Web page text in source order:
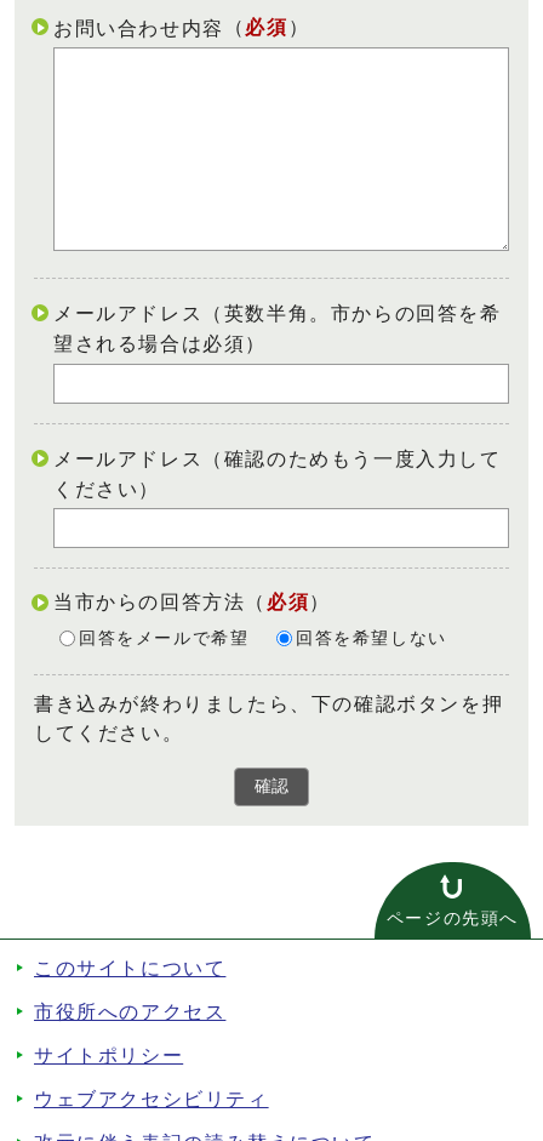
お問い合わせ内容 （ 必須 ）
メールアドレス（英数半角。市からの回答を希
望される場合は必須）
メールアドレス（確認のためもう一度入力して
ください）
当市からの回答方法 （ 必須）
回答をメールで希望 回答を希望しない
書き込みが終わりましたら、下の確認ボタンを押
してください。
確認
ページの先頭へ
このサイトについて
市役所へのアクセス
サイトポリシー
ウェブアクセシビリティ